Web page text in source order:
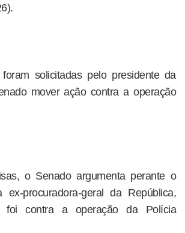
solicitadas pelo presidente da
mover ação contra a operação
o Senado argumenta perante o
procuradora-geral da República,
foi contra a operação da Polícia